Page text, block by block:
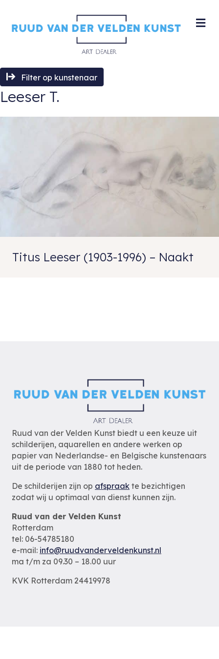
Filter op kunstenaar
Leeser T.
Titus Leeser (1903-1996) – Naakt
Ruud van der Velden Kunst biedt u een keuze uit
schilderijen, aquarellen en andere werken op
papier van Nederlandse- en Belgische kunstenaars
uit de periode van 1880 tot heden.
De schilderijen zijn op afspraak te bezichtigen
zodat wij u optimaal van dienst kunnen zijn.
Ruud van der Velden Kunst
Rotterdam
tel: 06-54785180
e-mail: info@ruudvanderveldenkunst.nl
ma t/m za 09.30 – 18.00 uur
KVK Rotterdam 24419978